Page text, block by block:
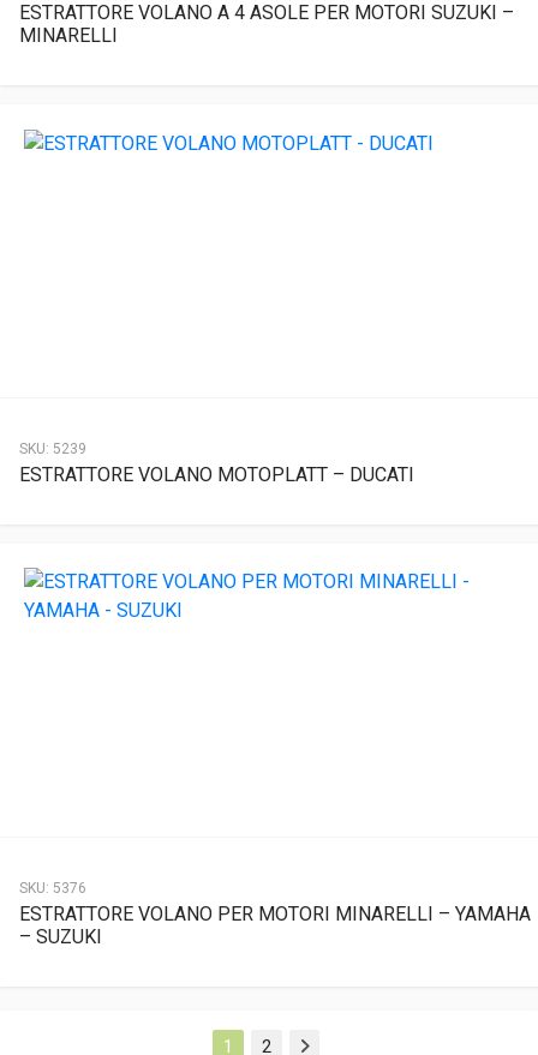
ESTRATTORE VOLANO A 4 ASOLE PER MOTORI SUZUKI –
MINARELLI
SKU: 5239
ESTRATTORE VOLANO MOTOPLATT – DUCATI
SKU: 5376
ESTRATTORE VOLANO PER MOTORI MINARELLI – YAMAHA
– SUZUKI
1 2